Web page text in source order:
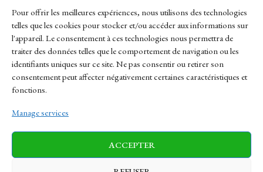
Pour offrir les meilleures expériences, nous utilisons des technologies
telles que les cookies pour stocker et/ou accéder aux informations sur
l'appareil. Le consentement à ces technologies nous permettra de
traiter des données telles que le comportement de navigation ou les
identifiants uniques sur ce site. Ne pas consentir ou retirer son
consentement peut affecter négativement certaines caractéristiques et
fonctions.
Manage services
ACCEPTER
Links
Contact
Sitemap
News Finance-Marches Politics
Business Tech Health Sports Travel